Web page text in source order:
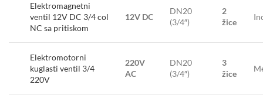
Elektromagnetni
ventil 12V DC 3/4 col
NC sa pritiskom
12V DC
DN20
(3/4″)
2
žice
Elektromotorni
kuglasti ventil 3/4
220V
220V
AC
DN20
(3/4″)
3
žice